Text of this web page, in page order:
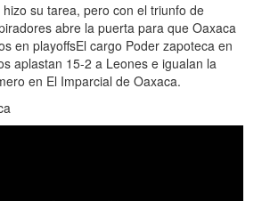
su tarea, pero con el triunfo de
abre la puerta para que Oaxaca
en playoffsEl cargo Poder zapoteca en
aplastan 15-2 a Leones e igualan la
en El Imparcial de Oaxaca.